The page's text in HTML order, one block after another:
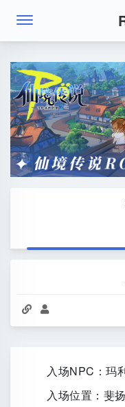
 
入场NPC：玛
入场位置：斐扬